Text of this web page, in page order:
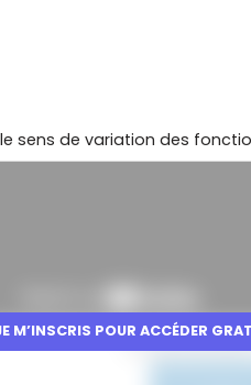
sens de variation des
M’INSCRIS POUR ACCÉDER
En